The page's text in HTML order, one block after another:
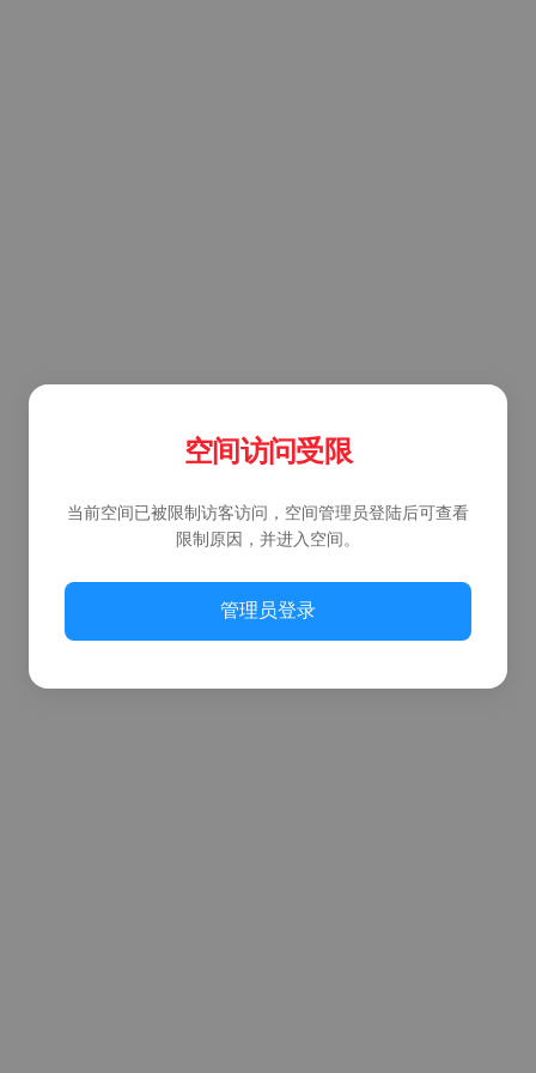
空间访问受限
当前空间已被限制访客访问，空间管理员登陆后可查看
限制原因，并进入空间。
管理员登录